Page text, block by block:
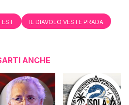
IL DIAVOLO VESTE PRADA
ANCHE